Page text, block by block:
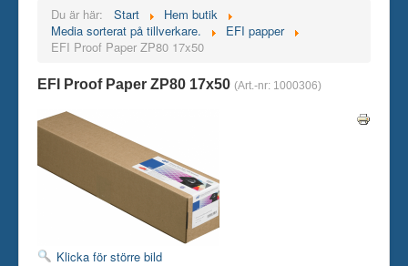
Bläck
Skrivare
Tillbehör
Kontakt oss
Du är här: Start
Hem butik
Media sorterat på tillverkare.
EFI papper
EFI Proof Paper ZP80 17x50
EFI Proof Paper ZP80 17x50 (Art.-nr: 1000306)
Klicka för större bild